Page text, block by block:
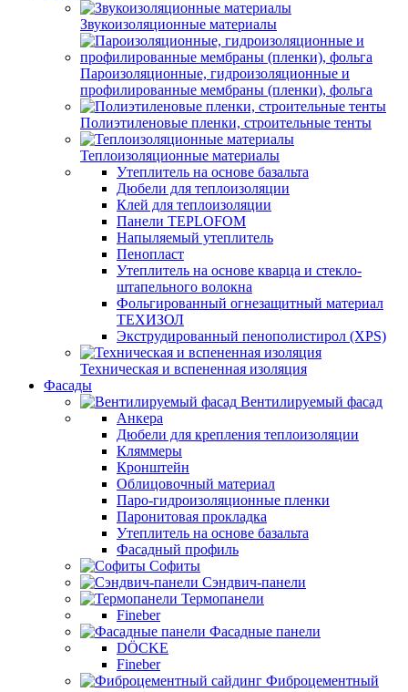
Звукоизоляционные материалы
Пароизоляционные, гидроизоляционные и
профилированные мембраны (пленки), фольга
Полиэтиленовые пленки, строительные тенты
Теплоизоляционные материалы
Утеплитель на основе базальта
Дюбели для теплоизоляции
Клей для теплоизоляции
Панели TEPLOFOM
Напыляемый утеплитель
Пенопласт
Утеплитель на основе кварца и стекло-
штапельного волокна
Фольгированный огнезащитный материал
ТЕХИЗОЛ
Экструдированный пенополистирол (XPS)
Техническая и вспененная изоляция
Фасады
Вентилируемый фасад
Анкера
Дюбели для крепления теплоизоляции
Кляммеры
Кронштейн
Облицовочный материал
Паро-гидроизоляционные пленки
Паронитовая прокладка
Утеплитель на основе базальта
Фасадный профиль
Софиты
Сэндвич-панели
Термопанели
Fineber
Фасадные панели
DÖCKE
Fineber
Фиброцементный